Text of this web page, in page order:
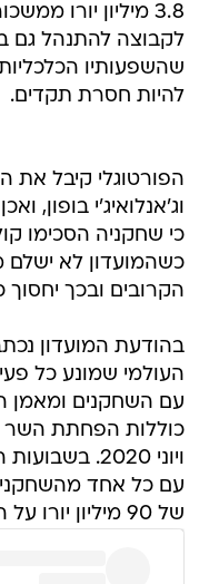
3.8 מיליון יורו
לקבוצה להתנהל גם
שהשפעותיו
להיות חסרת תקדים.
הפורטוגלי קיבל את
וג'אנלואיג'י בופון,
כי שחקניה הסכימו
כשהמועדון לא
הקרובים ובכך יחסוך כ-90 מיליון
בהודעת המועדון
העולמי שמונע כל
עם השחקנים ומאמן
כוללות הפחתת השר
ויוני 2020.
עם כל אחד
של 90 מיליון יורו על העונה הכלכלית הנוכחית".